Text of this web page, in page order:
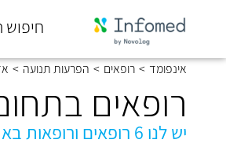
חיפוש
סוף
התפריט
אינפומד > רופאים > הפרעות תנועה >
רופאים
יש לנו 6 רופאים ורופאות באתר